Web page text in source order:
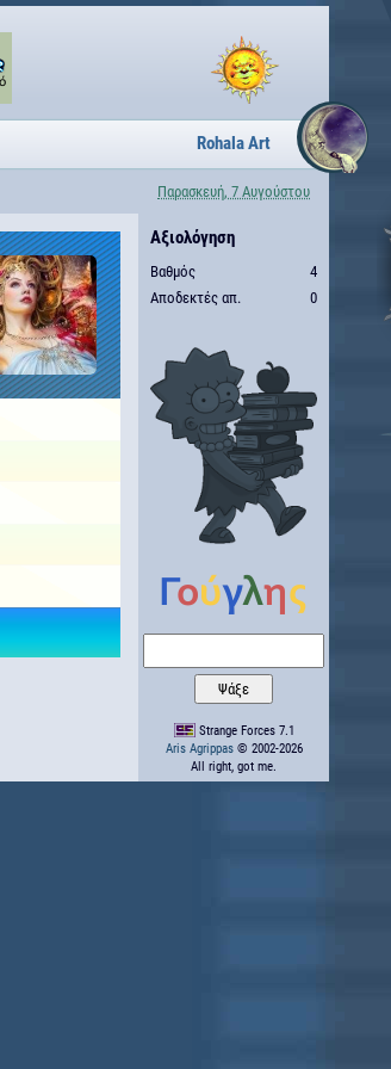
Rohala Art
Παρασκευή, 7 Αυγούστου
Αξιολόγηση
Βαθμός
4
Αποδεκτές απ.
0
Strange Forces 7.1
Aris Agrippas© 2002-2026
All right, got me.